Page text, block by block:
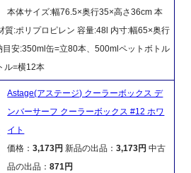
本体サイズ:幅76.5×奥行35×高さ36cm 本
質:ポリプロピレン 容量:48l 内寸:幅65×奥行
安:350ml缶=立80本、500mlペットボトル
ル=横12本
Astage(アステージ) クーラーボックス デ
ンバーサーフ クーラーボックス #12 ホワ
イト
価格：3,173円新品の出品：3,173円 中古
品の出品：871円